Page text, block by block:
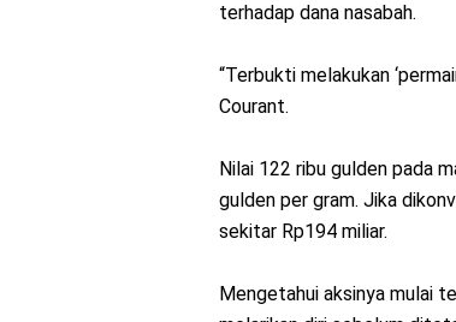
terhadap dana nasabah.
“Terbukti melakukan
Courant.
Nilai 122 ribu gulden pada
gulden per gram. Jika
sekitar Rp194 miliar.
Mengetahui aksinya mulai